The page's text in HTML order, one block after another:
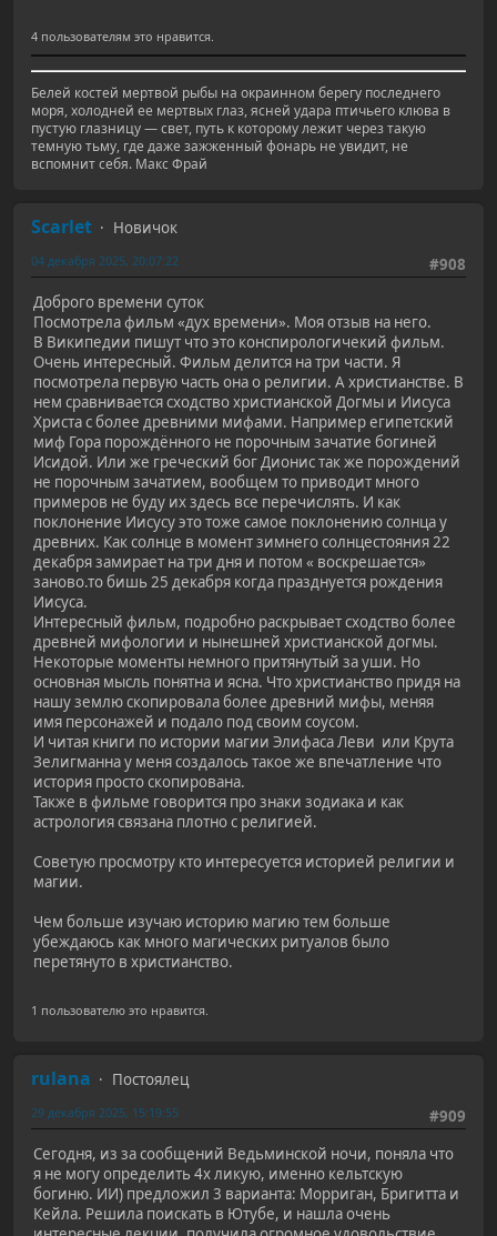
4 пользователям это нравится.
Белей костей мертвой рыбы на окраинном берегу последнего
моря, холодней ее мертвых глаз, ясней удара птичьего клюва в
пустую глазницу — свет, путь к которому лежит через такую
темную тьму, где даже зажженный фонарь не увидит, не
вспомнит себя. Макс Фрай
Scarlet
Новичок
#908
04 декабря 2025, 20:07:22
Доброго времени суток
Посмотрела фильм «дух времени». Моя отзыв на него.
В Википедии пишут что это конспирологичекий фильм.
Очень интересный. Фильм делится на три части. Я
посмотрела первую часть она о религии. А христианстве. В
нем сравнивается сходство христианской Догмы и Иисуса
Христа с более древними мифами. Например египетский
миф Гора порождённого не порочным зачатие богиней
Исидой. Или же греческий бог Дионис так же порождений
не порочным зачатием, вообщем то приводит много
примеров не буду их здесь все перечислять. И как
поклонение Иисусу это тоже самое поклонению солнца у
древних. Как солнце в момент зимнего солнцестояния 22
декабря замирает на три дня и потом « воскрешается»
заново.то бишь 25 декабря когда празднуется рождения
Иисуса.
Интересный фильм, подробно раскрывает сходство более
древней мифологии и нынешней христианской догмы.
Некоторые моменты немного притянутый за уши. Но
основная мысль понятна и ясна. Что христианство придя на
нашу землю скопировала более древний мифы, меняя
имя персонажей и подало под своим соусом.
И читая книги по истории магии Элифаса Леви или Крута
Зелигманна у меня создалось такое же впечатление что
история просто скопирована.
Также в фильме говорится про знаки зодиака и как
астрология связана плотно с религией.
Советую просмотру кто интересуется историей религии и
магии.
Чем больше изучаю историю магию тем больше
убеждаюсь как много магических ритуалов было
перетянуто в христианство.
1 пользователю это нравится.
rulana
Постоялец
#909
29 декабря 2025, 15:19:55
Сегодня, из за сообщений Ведьминской ночи, поняла что
я не могу определить 4х ликую, именно кельтскую
богиню. ИИ) предложил 3 варианта: Морриган, Бригитта и
Кейла. Решила поискать в Ютубе, и нашла очень